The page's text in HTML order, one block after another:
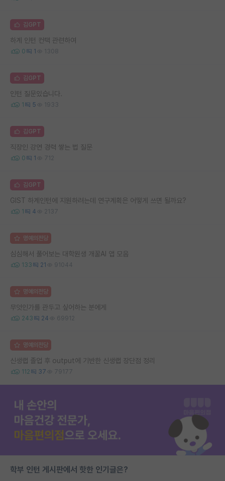
김GPT
하계 인턴 컨택 관련하여
0 1 1308
김GPT
인턴 질문있습니다.
1 5 1933
김GPT
직장인 강연 경력 쌓는 법 질문
0 1 712
김GPT
GIST 하계인턴에 지원하려는데 연구계획은 어떻게 쓰면 될까요?
1 4 2137
명예의전당
심심해서 풀어보는 대학원생 개꿀AI 앱 모음
133 21 91044
명예의전당
무엇인가를 관두고 싶어하는 분에게
243 24 69912
명예의전당
신생랩 졸업 후 output에 기반한 신생랩 장단점 정리
112 37 79177
학부 인턴 게시판에서 핫한 인기글은?